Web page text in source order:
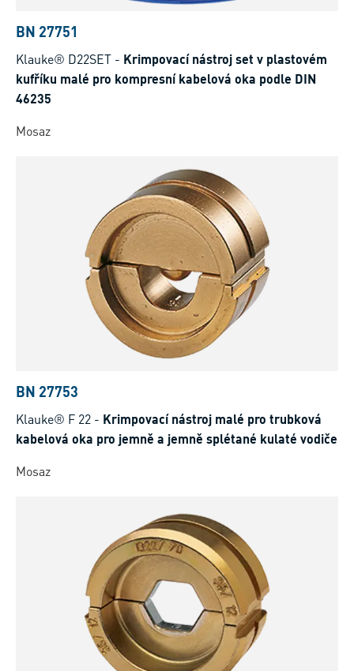
BN 27751
Klauke® D22SET - Krimpovací nástroj set v plastovém
kufříku malé pro kompresní kabelová oka podle DIN
46235
Mosaz
BN 27753
Klauke® F 22 - Krimpovací nástroj malé pro trubková
kabelová oka pro jemně a jemně splétané kulaté vodiče
Mosaz